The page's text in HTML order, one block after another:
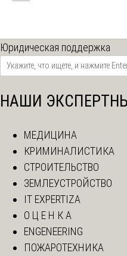
Юридическая поддержка
НАШИ
МЕДИЦИНА
КРИМИНАЛИСТИКА
СТРОИТЕЛЬСТВО
ЗЕМЛЕУСТРОЙСТВО
IT EXPERTIZA
О Ц Е Н К А
ENGENEERING
ПОЖАРОТЕХНИКА